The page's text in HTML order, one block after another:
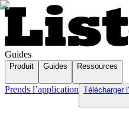
Guides
Produit Guides Ressources
Prends l’application Télécharger